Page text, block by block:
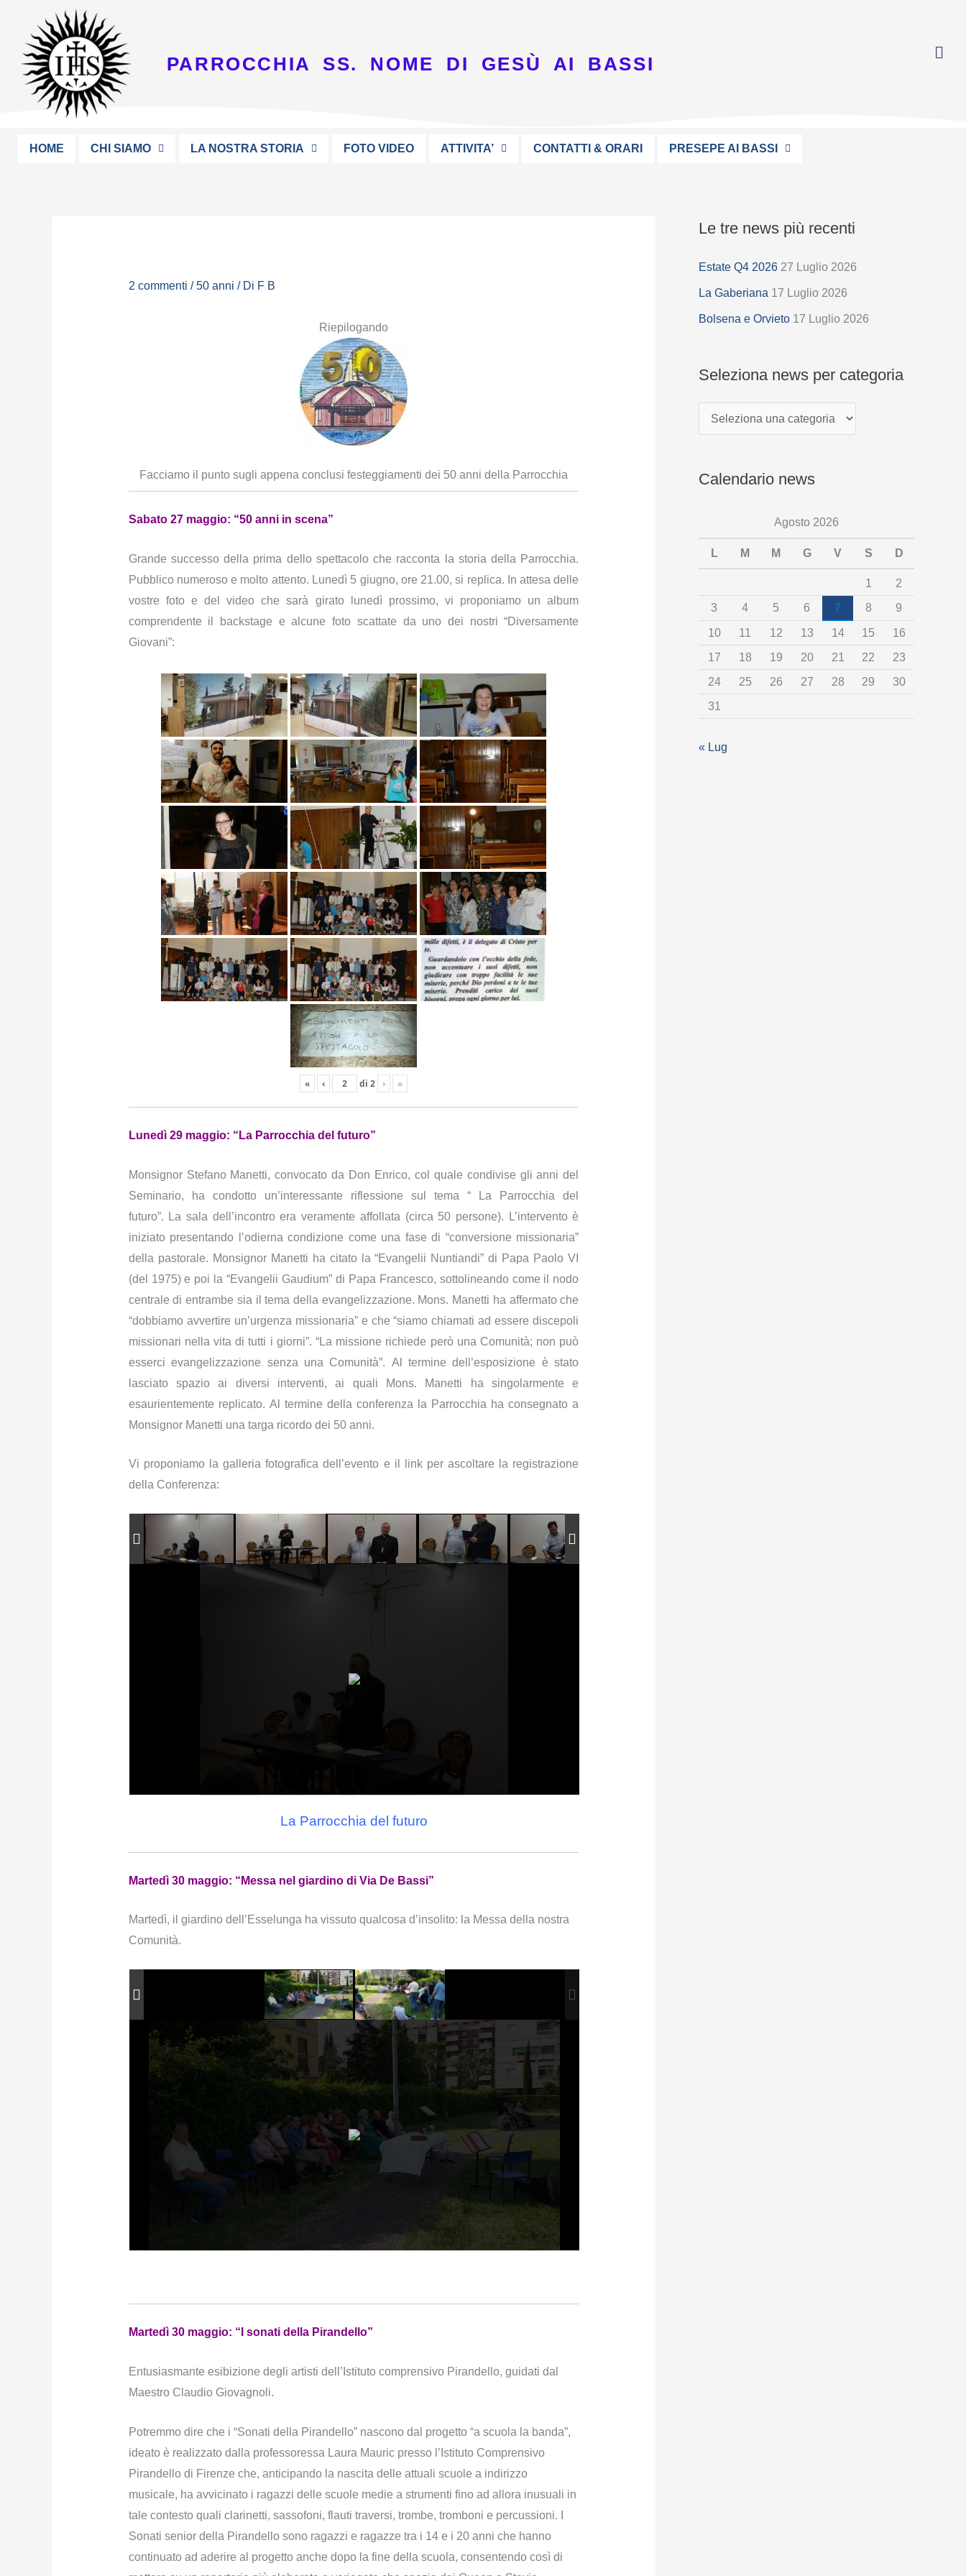
contenuto
PARROCCHIA SS. NOME DI GESÙ AI BASSI
HOME CHI SIAMO LA NOSTRA STORIA FOTO VIDEO ATTIVITA’ CONTATTI & ORARI PRESEPE AI BASSI
2 commenti /50 anni / Di F B
Riepilogando
Facciamo il punto sugli appena conclusi festeggiamenti dei 50 anni della Parrocchia
Sabato 27 maggio: “50 anni in scena”
Grande successo della prima dello spettacolo che racconta la storia della Parrocchia.
Pubblico numeroso e molto attento. Lunedì 5 giugno, ore 21.00, si replica. In attesa delle
vostre foto e del video che sarà girato lunedì prossimo, vi proponiamo un album
comprendente il backstage e alcune foto scattate da uno dei nostri “Diversamente
Giovani”:
« ‹ di 2 › »
Lunedì 29 maggio: “La Parrocchia del futuro”
Monsignor Stefano Manetti, convocato da Don Enrico, col quale condivise gli anni del
Seminario, ha condotto un’interessante riflessione sul tema “ La Parrocchia del
futuro”. La sala dell’incontro era veramente affollata (circa 50 persone). L’intervento è
iniziato presentando l’odierna condizione come una fase di “conversione missionaria”
della pastorale. Monsignor Manetti ha citato la “Evangelii Nuntiandi” di Papa Paolo VI
(del 1975) e poi la “Evangelii Gaudium” di Papa Francesco, sottolineando come il nodo
centrale di entrambe sia il tema della evangelizzazione. Mons. Manetti ha affermato che
“dobbiamo avvertire un’urgenza missionaria” e che “siamo chiamati ad essere discepoli
missionari nella vita di tutti i giorni”. “La missione richiede però una Comunità; non può
esserci evangelizzazione senza una Comunità”. Al termine dell’esposizione è stato
lasciato spazio ai diversi interventi, ai quali Mons. Manetti ha singolarmente e
esaurientemente replicato. Al termine della conferenza la Parrocchia ha consegnato a
Monsignor Manetti una targa ricordo dei 50 anni.
Vi proponiamo la galleria fotografica dell’evento e il link per ascoltare la registrazione
della Conferenza:
La Parrocchia del futuro
Martedì 30 maggio: “Messa nel giardino di Via De Bassi”
Martedì, il giardino dell’Esselunga ha vissuto qualcosa d’insolito: la Messa della nostra
Comunità.
Martedì 30 maggio: “I sonati della Pirandello”
Entusiasmante esibizione degli artisti dell’Istituto comprensivo Pirandello, guidati dal
Maestro Claudio Giovagnoli.
Potremmo dire che i “Sonati della Pirandello” nascono dal progetto “a scuola la banda”,
ideato è realizzato dalla professoressa Laura Mauric presso l’Istituto Comprensivo
Pirandello di Firenze che, anticipando la nascita delle attuali scuole a indirizzo
musicale, ha avvicinato i ragazzi delle scuole medie a strumenti fino ad allora inusuali in
tale contesto quali clarinetti, sassofoni, flauti traversi, trombe, tromboni e percussioni. I
Sonati senior della Pirandello sono ragazzi e ragazze tra i 14 e i 20 anni che hanno
continuato ad aderire al progetto anche dopo la fine della scuola, consentendo così di
Le tre news più recenti
Estate Q4 2026 27 Luglio 2026
La Gaberiana 17 Luglio 2026
Bolsena e Orvieto 17 Luglio 2026
Seleziona news per categoria
S
l
e
z
n
w
r
c
a
Calendario news
Agosto 2026
L M M G V S D
1
2
3
4 5 6 7 8 9
10 11 12 13 14 15
16
17
18 19 20 21 22
23
24
25 26 27 28 29
30
31
« Lug